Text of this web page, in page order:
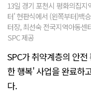
13일 경기 포천시 평화의집
터' 현판식에서 (왼쪽부터)백
터장, 최선숙 전국지역아동
SPC 제공
SPC가 취약계층의 안
한 행복' 사업을 완료하
다.